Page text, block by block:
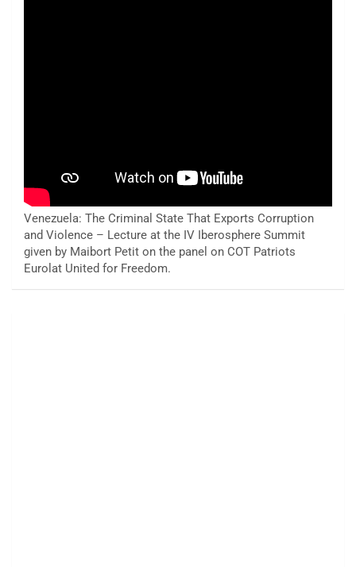
Venezuela: The Criminal State That Exports Corruption
and Violence – Lecture at the IV Iberosphere Summit
given by Maibort Petit on the panel on COT Patriots
Eurolat United for Freedom.